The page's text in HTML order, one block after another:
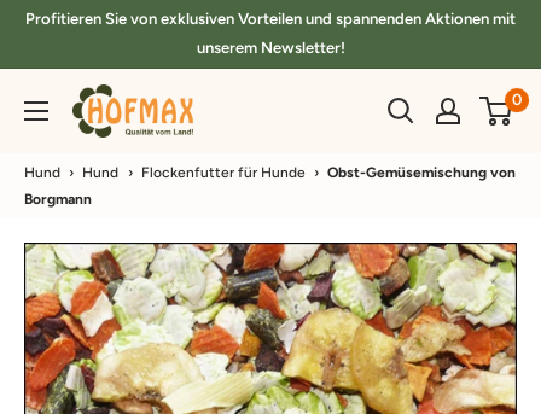
DirektProfitieren Sie von exklusiven Vorteilen und spannenden Aktionen mit
unserem Newsletter!
hofmax.de 0
Hund › Hund › Flockenfutter für Hunde › Obst-Gemüsemischung von
Borgmann